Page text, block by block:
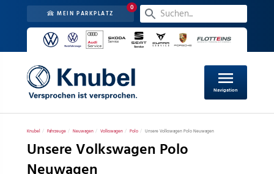
MEIN PARKPLATZ
0
menu
Navigation
Knubel Fahrzeuge Neuwagen Volkswagen Polo Unsere Volkswagen Polo Neuwagen
Unsere Volkswagen Polo